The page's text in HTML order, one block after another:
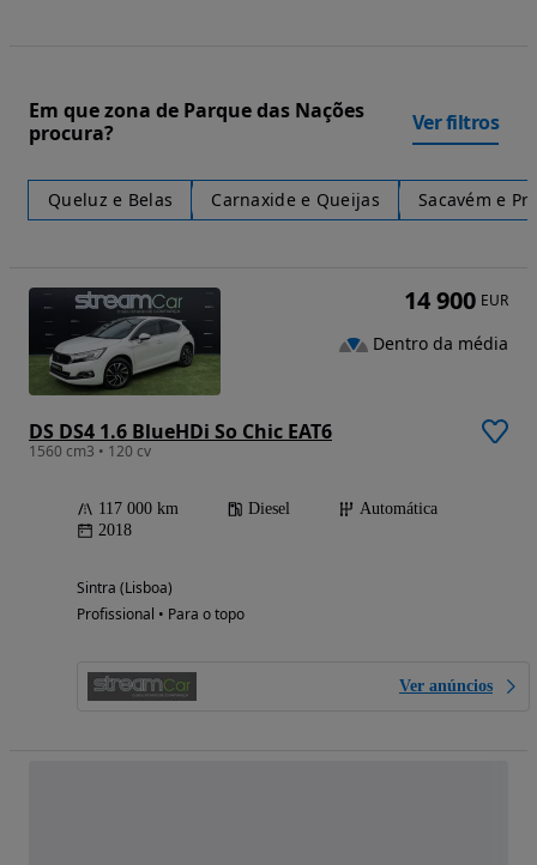
Em que zona de Parque das Nações
procura?
Ver filtros
Queluz e Belas Carnaxide e Queijas Sacavém e
DS DS4 1.6 BlueHDi So Chic EAT6
1560 cm3 • 120 cv
117 000 km Diesel
Automática
2018
Sintra (Lisboa)
Profissional • Para o topo
Ver anúncios
14 900 EUR
Dentro da média